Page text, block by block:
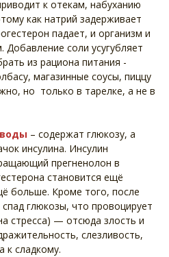
к отекам, набуханию
как натрий задерживает
падает, и организм и
Добавление соли усугубляет
из рациона питания -
магазинные соусы, пиццу
но только в тарелке, а не в
– содержат глюкозу, а
инсулина. Инсулин
прегненолон в
становится ещё
больше. Кроме того, после
спад глюкозы, что провоцирует
стресса) — отсюда злость и
слезливость,
к сладкому.